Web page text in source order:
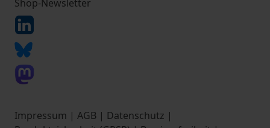
Shop-Newsletter
Impressum | AGB | Datenschutz |